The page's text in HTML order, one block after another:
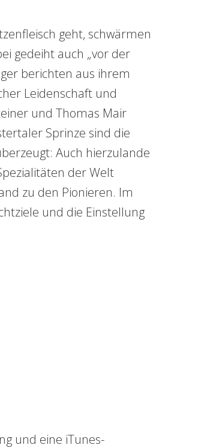
geht, schwärmen
gedeiht auch „vor der
berichten aus ihrem
Leidenschaft und
und Thomas Mair
Sprinze sind die
Auch hierzulande
der Welt
zu den Pionieren. Im
und die Einstellung
und eine iTunes-